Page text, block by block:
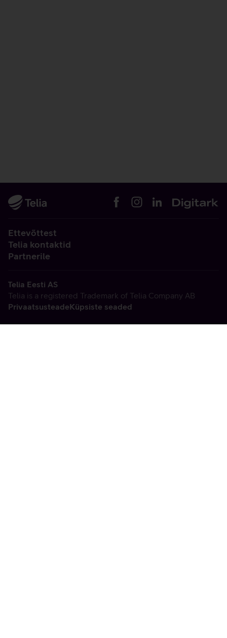
Ettevõttest
Telia kontaktid
Partnerile
Telia Eesti AS
Telia is a registered Trademark of Telia Company AB
PrivaatsusteadeKüpsiste seaded